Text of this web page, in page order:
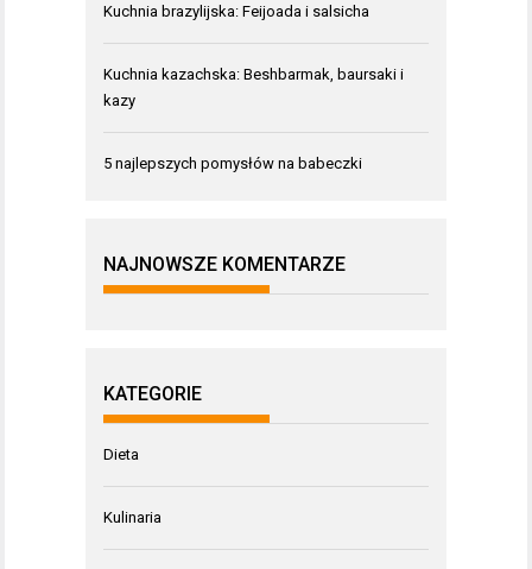
Kuchnia brazylijska: Feijoada i salsicha
Kuchnia kazachska: Beshbarmak, baursaki i
kazy
5 najlepszych pomysłów na babeczki
NAJNOWSZE KOMENTARZE
KATEGORIE
Dieta
Kulinaria